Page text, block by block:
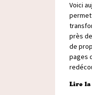
Voici
près
de
pages
Lire la